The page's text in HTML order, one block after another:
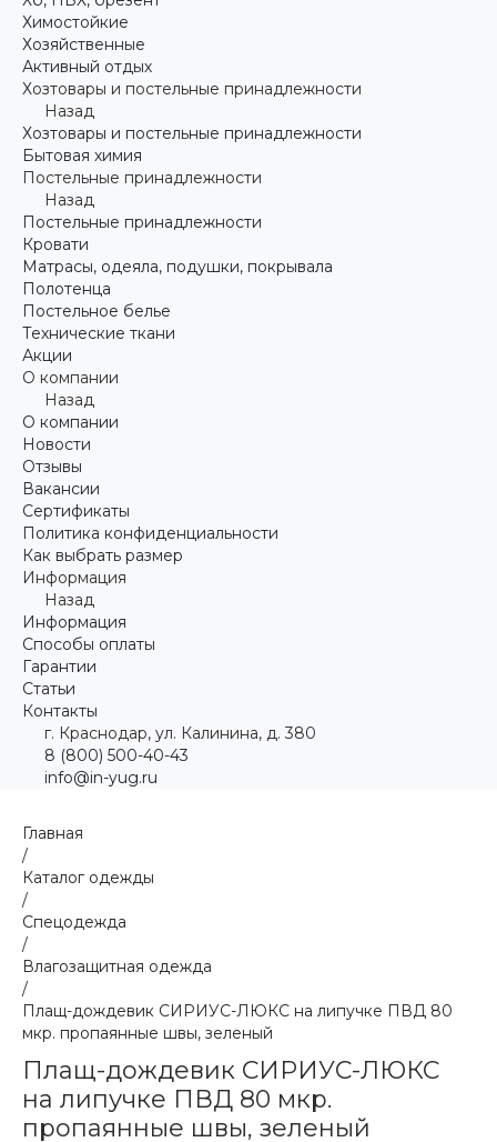
Химостойкие
Хозяйственные
Активный отдых
Хозтовары и постельные принадлежности
Назад
Хозтовары и постельные принадлежности
Бытовая химия
Постельные принадлежности
Назад
Постельные принадлежности
Кровати
Матрасы, одеяла, подушки, покрывала
Полотенца
Постельное белье
Технические ткани
Акции
О компании
Назад
О компании
Новости
Отзывы
Вакансии
Сертификаты
Политика конфиденциальности
Как выбрать размер
Информация
Назад
Информация
Способы оплаты
Гарантии
Статьи
Контакты
г. Краснодар, ул. Калинина, д. 380
8 (800) 500-40-43
info@in-yug.ru
Главная
/
Каталог одежды
/
Спецодежда
/
Влагозащитная одежда
/
Плащ-дождевик СИРИУС-ЛЮКС на липучке ПВД 80
мкр. пропаянные швы, зеленый
Плащ-дождевик СИРИУС-ЛЮКС
на липучке ПВД 80 мкр.
пропаянные швы, зеленый